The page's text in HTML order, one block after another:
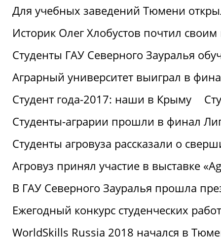
Для учебных заведений Тюмени
Историк Олег Хлобустов почтил
Студенты ГАУ Северного Зауралья
Аграрный университет выиграл в
Студент года-2017: наши в Крыму
Студенты-аграрии прошли в финал
Студенты агровуза рассказали о
Агровуз принял участие в выставке
В ГАУ Северного Зауралья прошла
Ежегодный конкурс студенческих
WorldSkills Russia 2018 начался в